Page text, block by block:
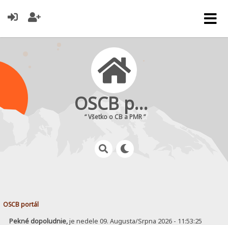
OSCB portál
“ Všetko o CB a PMR ”
OSCB portál
Pekné dopoludnie,je nedele 09. Augusta/Srpna 2026 - 11:53:25